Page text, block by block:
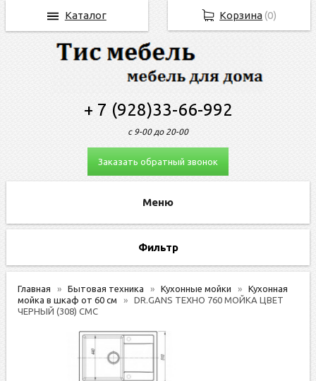
+ 7 (928)33-66-992
с 9-00 до 20-00
Заказать обратный звонок
Фильтр
Главная Бытовая техника Кухонные мойки
Кухонная
мойка в шкаф от 60 см
DR.GANS ТЕХНО 760 МОЙКА ЦВЕТ
ЧЕРНЫЙ (308) СМС
Корзина(0)
Каталог